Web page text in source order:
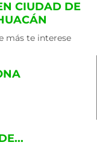
CIUDAD DE
más te interese